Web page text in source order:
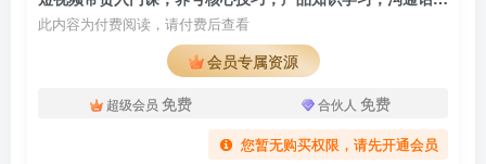
此内容为付费阅读，请付费后查看
会员专属资源
超级会员 免费 合伙人 免费
您暂无购买权限，请先开通会员